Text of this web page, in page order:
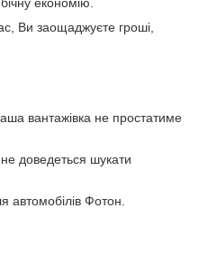
Ви заощаджуєте гроші,
вантажівка не простатиме
доведеться шукати
автомобілів Фотон.